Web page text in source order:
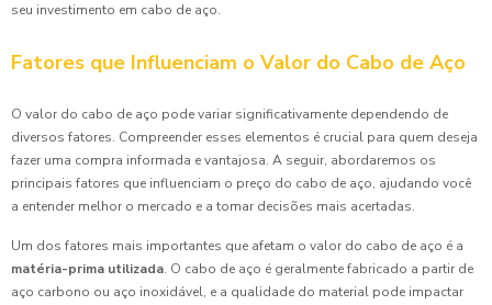
seu investimento em cabo de aço.
Fatores que Influenciam o Valor do Cabo de Aço
O valor do cabo de aço pode variar significativamente dependendo de
diversos fatores. Compreender esses elementos é crucial para quem deseja
fazer uma compra informada e vantajosa. A seguir, abordaremos os
principais fatores que influenciam o preço do cabo de aço, ajudando você
a entender melhor o mercado e a tomar decisões mais acertadas.
Um dos fatores mais importantes que afetam o valor do cabo de aço é a
matéria-prima utilizada. O cabo de aço é geralmente fabricado a partir de
aço carbono ou aço inoxidável, e a qualidade do material pode impactar